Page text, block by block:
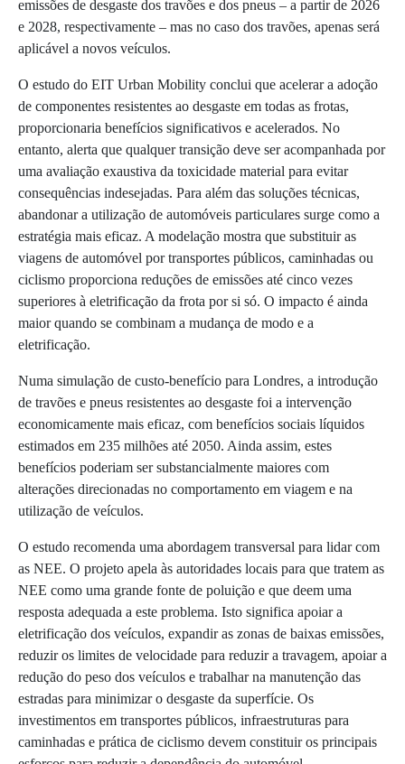
emissões de desgaste dos travões e dos pneus – a partir de 2026
e 2028, respectivamente – mas no caso dos travões, apenas será
aplicável a novos veículos.
O estudo do EIT Urban Mobility conclui que acelerar a adoção
de componentes resistentes ao desgaste em todas as frotas,
proporcionaria benefícios significativos e acelerados. No
entanto, alerta que qualquer transição deve ser acompanhada por
uma avaliação exaustiva da toxicidade material para evitar
consequências indesejadas. Para além das soluções técnicas,
abandonar a utilização de automóveis particulares surge como a
estratégia mais eficaz. A modelação mostra que substituir as
viagens de automóvel por transportes públicos, caminhadas ou
ciclismo proporciona reduções de emissões até cinco vezes
superiores à eletrificação da frota por si só. O impacto é ainda
maior quando se combinam a mudança de modo e a
eletrificação.
Numa simulação de custo-benefício para Londres, a introdução
de travões e pneus resistentes ao desgaste foi a intervenção
economicamente mais eficaz, com benefícios sociais líquidos
estimados em 235 milhões até 2050. Ainda assim, estes
benefícios poderiam ser substancialmente maiores com
alterações direcionadas no comportamento em viagem e na
utilização de veículos.
O estudo recomenda uma abordagem transversal para lidar com
as NEE. O projeto apela às autoridades locais para que tratem as
NEE como uma grande fonte de poluição e que deem uma
resposta adequada a este problema. Isto significa apoiar a
eletrificação dos veículos, expandir as zonas de baixas emissões,
reduzir os limites de velocidade para reduzir a travagem, apoiar a
redução do peso dos veículos e trabalhar na manutenção das
estradas para minimizar o desgaste da superfície. Os
investimentos em transportes públicos, infraestruturas para
caminhadas e prática de ciclismo devem constituir os principais